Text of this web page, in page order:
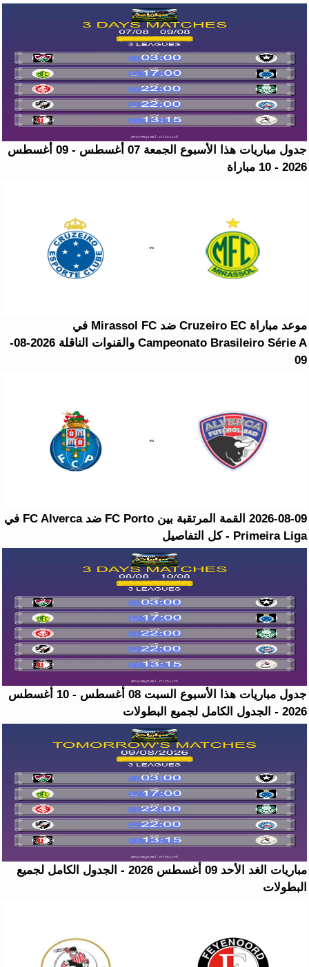
جدول مباريات هذا الأسبوع الجمعة 07 أغسطس - 09 أغسطس
2026 - 10 مباراة
موعد مباراة Cruzeiro EC ضد Mirassol FC في
Campeonato Brasileiro Série A والقنوات الناقلة 2026-08-
09
2026-08-09 القمة المرتقبة بين FC Porto ضد FC Alverca في
Primeira Liga - كل التفاصيل
جدول مباريات هذا الأسبوع السبت 08 أغسطس - 10 أغسطس
2026 - الجدول الكامل لجميع البطولات
مباريات الغد الأحد 09 أغسطس 2026 - الجدول الكامل لجميع
البطولات